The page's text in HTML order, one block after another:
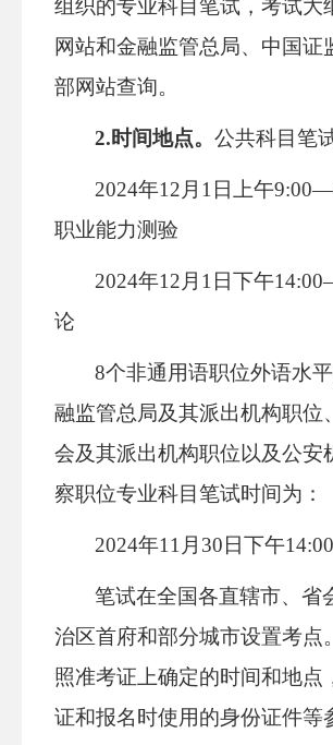
组织的专业科目笔试，考试大
网站和金融监管总局、中国证
部网站查询。
2.时间地点。公共科目笔
2024年12月1日上午
职业能力测验
2024年12月1日下午
论
8个非通用语职位外语水
融监管总局及其派出机构职位
会及其派出机构职位以及公安
察职位专业科目笔试时间为：
2024年11月30日下午
笔试在全国各直辖市、省
治区首府和部分城市设置考点
照准考证上确定的时间和地点
证和报名时使用的身份证件等